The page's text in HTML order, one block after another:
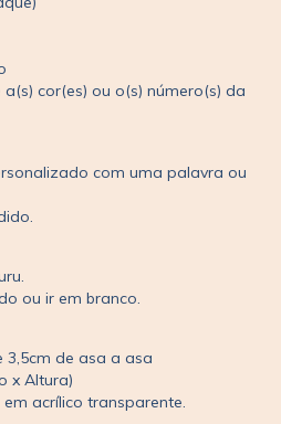
cor(es) ou o(s) número(s) da
com uma palavra ou
ou ir em branco.
3,5cm de asa a asa
x Altura)
acrílico transparente.